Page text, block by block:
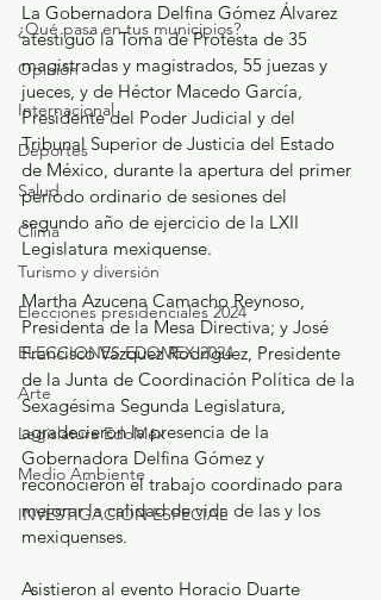
¿Qué pasa en tus municipios?
Opinión
Internacional
Deportes
Salud
Clima
Turismo y diversión
Elecciones presidenciales 2024
ELECCIONES EDOMEX 2024
Arte
Legislatura EdoMéx
Medio Ambiente
INVESTIGACIÓN ESPECIAL
La Gobernadora Delfina Gómez Álvarez
atestiguó la Toma de Protesta de 35
magistradas y magistrados, 55 juezas y
jueces, y de Héctor Macedo García,
Presidente del Poder Judicial y del
Tribunal Superior de Justicia del Estado
de México, durante la apertura del primer
periodo ordinario de sesiones del
segundo año de ejercicio de la LXII
Legislatura mexiquense.
Martha Azucena Camacho Reynoso,
Presidenta de la Mesa Directiva; y José
Francisco Vázquez Rodríguez, Presidente
de la Junta de Coordinación Política de la
Sexagésima Segunda Legislatura,
agradecieron la presencia de la
Gobernadora Delfina Gómez y
reconocieron el trabajo coordinado para
mejorar la calidad de vida de las y los
mexiquenses.
Asistieron al evento Horacio Duarte